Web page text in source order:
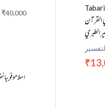
₹40,000
القرآن
الطبري
₹